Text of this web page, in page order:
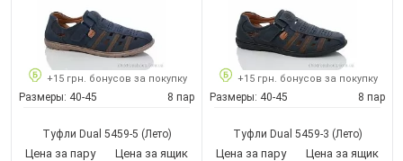
+15 грн. бонусов за покупку
Размеры: 40-45 8 пар
Туфли Dual 5459-5 (Лето)
Цена за пару Цена за ящик
+15 грн. бонусов за покупку
Размеры: 40-45 8 пар
Туфли Dual 5459-3 (Лето)
Цена за пару Цена за ящик